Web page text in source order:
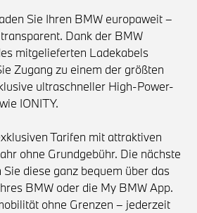
Sie Ihren BMW europaweit –
Dank der BMW
mitgelieferten Ladekabels
Zugang zu einem der größten
ultraschneller High-Power-
IONITY.
Tarifen mit attraktiven
ohne Grundgebühr. Die nächste
diese ganz bequem über das
BMW oder die My BMW App.
ohne Grenzen – jederzeit